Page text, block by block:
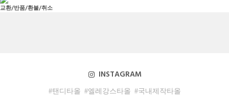
교환/반품/환불/취소
INSTAGRAM
#탠디타올 #엘레강스타올 #국내제작타올